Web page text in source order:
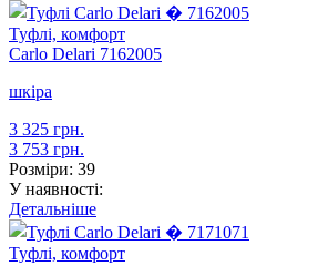
Туфлі, комфорт
Carlo Delari 7162005
шкіра
3 325 грн.
3 753 грн.
Розміри: 39
У наявності:
Детальніше
Туфлі, комфорт